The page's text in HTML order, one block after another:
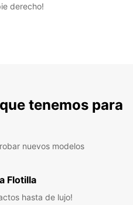
derecho!
tenemos para
nuevos modelos
Flotilla
hasta de lujo!